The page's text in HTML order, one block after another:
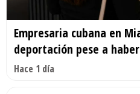
Empresaria cubana en
deportación pese a
Hace 1 día